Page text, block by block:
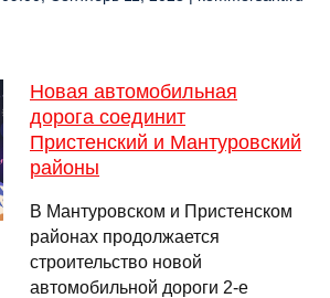
Новая автомобильная
дорога соединит
Пристенский и Мантуровский
районы
В Мантуровском и Пристенском
районах продолжается
строительство новой
автомобильной дороги 2-е